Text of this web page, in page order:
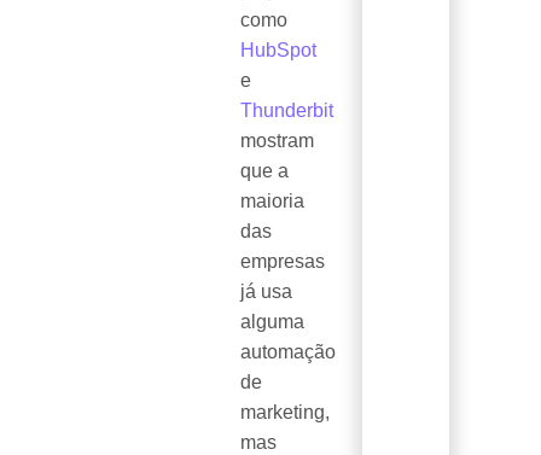
como
HubSpot
e
Thunderbit
mostram
que a
maioria
das
empresas
já usa
alguma
automação
de
marketing,
mas